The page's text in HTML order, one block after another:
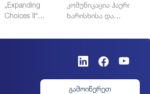
„Expanding
Choices II“
შეფასება
კომუნიკაცია ჰაერის
ხარისხისა და
გამოიწერეთ